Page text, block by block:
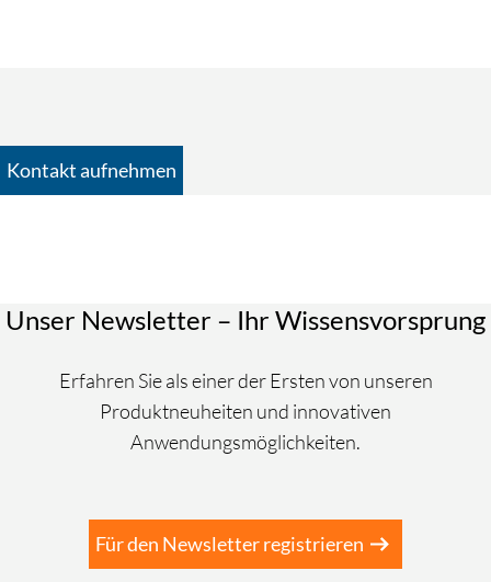
Kontakt aufnehmen
Frau
Divers
*
Unser Newsletter – Ihr Wissensvorsprung
Erfahren Sie als einer der Ersten von unseren
Produktneuheiten und innovativen
Anwendungsmöglichkeiten.
Für den Newsletter registrieren